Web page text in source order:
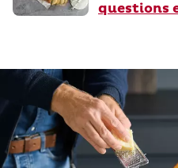
questions